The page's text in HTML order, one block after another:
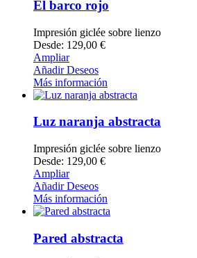
El barco rojo
Impresión giclée sobre lienzo
Desde: 129,00 €
Ampliar
Añadir Deseos
Más información
Luz naranja abstracta
Impresión giclée sobre lienzo
Desde: 129,00 €
Ampliar
Añadir Deseos
Más información
Pared abstracta